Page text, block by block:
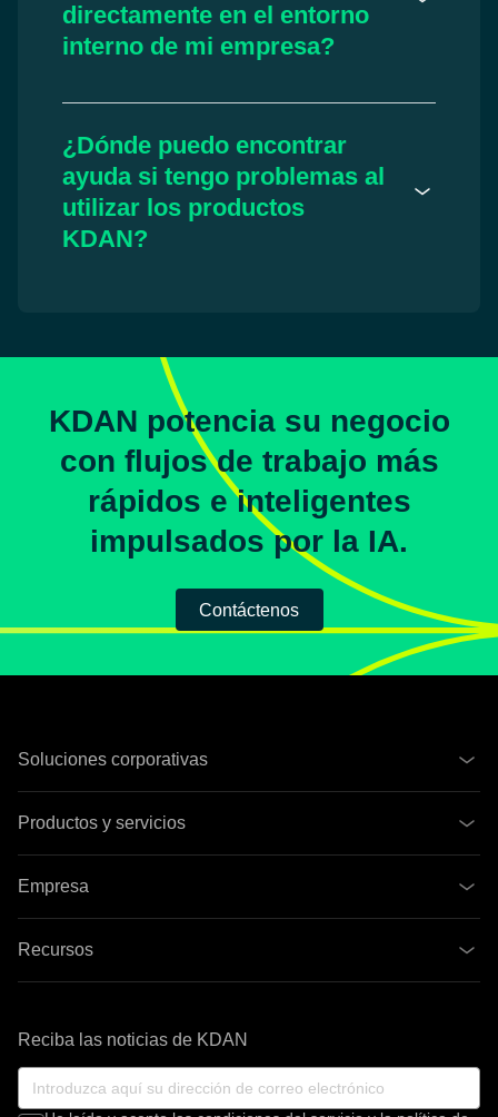
directamente en el entorno
interno de mi empresa?
¿Dónde puedo encontrar
ayuda si tengo problemas al
utilizar los productos
KDAN?
KDAN potencia su negocio
con flujos de trabajo más
rápidos e inteligentes
impulsados por la IA.
Contáctenos
Soluciones corporativas
Productos y servicios
Empresa
Recursos
Reciba las noticias de KDAN